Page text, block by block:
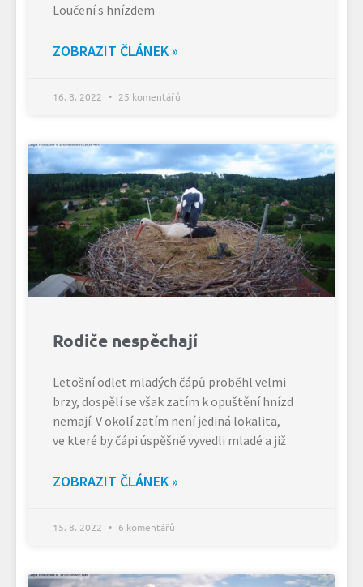
Loučení s hnízdem
ZOBRAZIT ČLÁNEK »
16. 8. 2022 25 komentářů
Rodiče nespěchají
Letošní odlet mladých čápů proběhl velmi
brzy, dospělí se však zatím k opuštění hnízd
nemají. V okolí zatím není jediná lokalita,
ve které by čápi úspěšně vyvedli mladé a již
ZOBRAZIT ČLÁNEK »
15. 8. 2022 6 komentářů